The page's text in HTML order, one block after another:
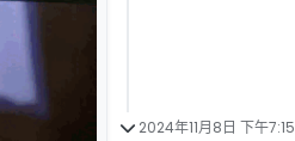
2024年11月8日 下午7:15